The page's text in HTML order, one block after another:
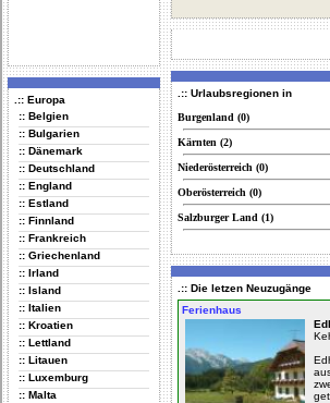
.:: Europa
:: Belgien
:: Bulgarien
:: Dänemark
:: Deutschland
:: England
:: Estland
:: Finnland
:: Frankreich
:: Griechenland
:: Irland
:: Island
:: Italien
:: Kroatien
:: Lettland
:: Litauen
:: Luxemburg
:: Malta
.:: Urlaubsregionen in
Burgenland (0)
Kärnten (2)
Niederösterreich (0)
Oberösterreich (0)
Salzburger Land (1)
.:: Die letzen Neuzugänge
Ferienhaus